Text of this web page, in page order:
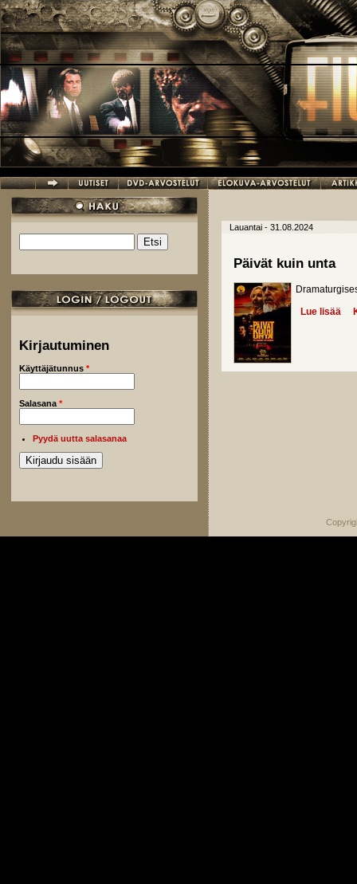
Hyppää pääsisältöön
Hakulomake
Kirjautuminen
Käyttäjätunnus *
Salasana *
Pyydä uutta salasanaa
Lauantai - 31.08.2024
Päivät kuin unta
Lue lisää